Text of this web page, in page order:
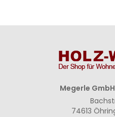
Megerle
74613